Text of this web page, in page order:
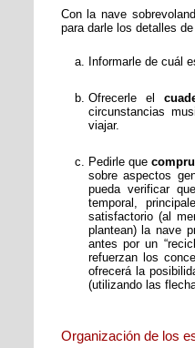
Con la nave
para darle los detalles
Informarle de cuál
Ofrecerle el
circunstancias
viajar.
Pedirle que
sobre aspectos
pueda verificar
temporal,
satisfactorio (al
plantean) la nave
antes por un
refuerzan los
ofrecerá la
(utilizando las
Organización de los